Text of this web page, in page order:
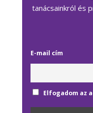
tanácsainkról és
E-mail cím
Elfogadom az